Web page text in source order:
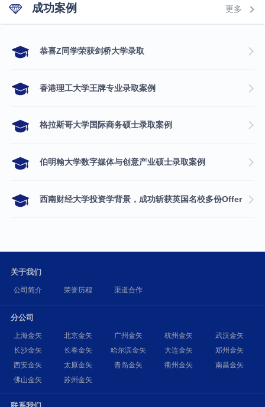
成功案例 更多
​恭喜Z同学荣获剑桥大学录取
香港理工大学王牌专业录取案例
格拉斯哥大学国际商务硕士录取案例
伯明翰大学数字媒体与创意产业硕士录取案例
西南财经大学投资学背景，成功斩获英国名校多份Offer
关于我们
公司简介 荣誉历程 渠道合作
分公司
上海金矢 北京金矢 广州金矢 杭州金矢
武汉金矢
长沙金矢
长春金矢 哈尔滨金矢 大连金矢
郑州金矢
西安金矢
太原金矢 青岛金矢 衢州金矢
南昌金矢
佛山金矢
苏州金矢